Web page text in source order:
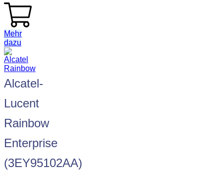
Mehr
dazu
Alcatel-
Lucent
Rainbow
Enterprise
(3EY95102AA)